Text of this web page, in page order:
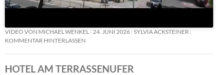
VIDEO VON MICHAEL WENKEL 24. JUNI 2026 SYLVIA ACKSTEINER
KOMMENTAR HINTERLASSEN
HOTEL AM TERRASSENUFER